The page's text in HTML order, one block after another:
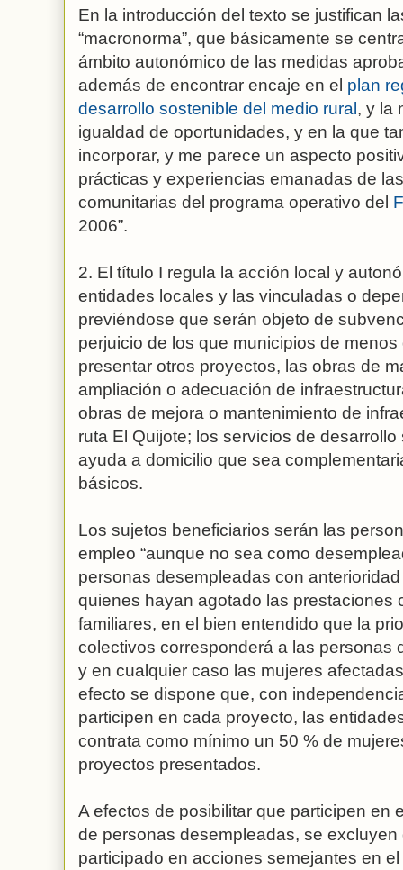
En la introducción del texto se justifican
“macronorma”, que básicamente se
ámbito autonómico de las medidas
además de encontrar encaje en el plan
desarrollo sostenible del medio rural, y la
igualdad de oportunidades, y en la que
incorporar, y me parece un aspecto
prácticas y experiencias emanadas de
comunitarias del programa operativo del
2006”.
2. El título I regula la acción local y
entidades locales y las vinculadas o
previéndose que serán objeto de
perjuicio de los que municipios de
presentar otros proyectos, las obras de
ampliación o adecuación de
obras de mejora o mantenimiento de
ruta El Quijote; los servicios de
ayuda a domicilio que sea
básicos.
Los sujetos beneficiarios serán las
empleo “aunque no sea como
personas desempleadas con
quienes hayan agotado las prestaciones
familiares, en el bien entendido que la
colectivos corresponderá a las personas
y en cualquier caso las mujeres
efecto se dispone que, con
participen en cada proyecto, las
contrata como mínimo un 50 % de
proyectos presentados.
A efectos de posibilitar que participen en
de personas desempleadas, se
participado en acciones semejantes en